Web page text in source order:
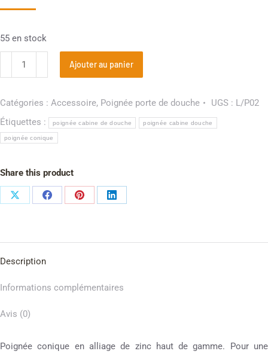
55 en stock
Ajouter au panier
Catégories : Accessoire, Poignée porte de douche UGS : L/P02
Étiquettes :
poignée cabine de douche poignée cabine douche
poignée conique
Share this product
Description
Informations complémentaires
Avis (0)
Poignée conique en alliage de zinc haut de gamme. Pour une